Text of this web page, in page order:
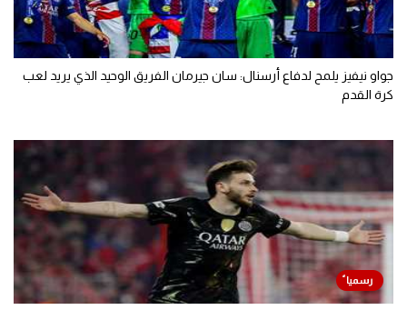
جواو نيفيز يلمح لدفاع أرسنال: سان جيرمان الفريق الوحيد الذي يريد لعب
كرة القدم